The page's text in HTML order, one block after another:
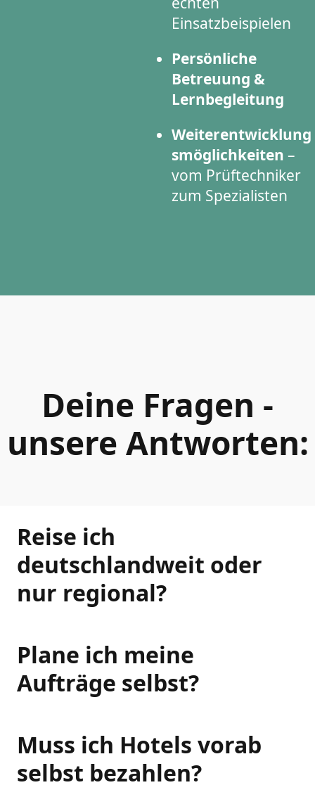
Einsatzbeispielen
Persönliche
Betreuung &
Lernbegleitung
Weiterentwicklung
smöglichkeiten –
vom Prüftechniker
zum Spezialisten
Deine Fragen -
unsere Antworten:
Reise ich
deutschlandweit oder
nur regional?
Plane ich meine
Aufträge selbst?
Muss ich Hotels vorab
selbst bezahlen?